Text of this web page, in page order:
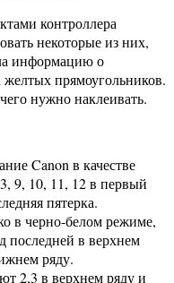
контроллера
некоторые из них,
информацию о
прямоугольников.
нужно наклеивать.
Canon в качестве
9, 10, 11, 12 в первый
пятерка.
в черно-белом режиме,
последней в верхнем
ряду.
2,3 в верхнем ряду и